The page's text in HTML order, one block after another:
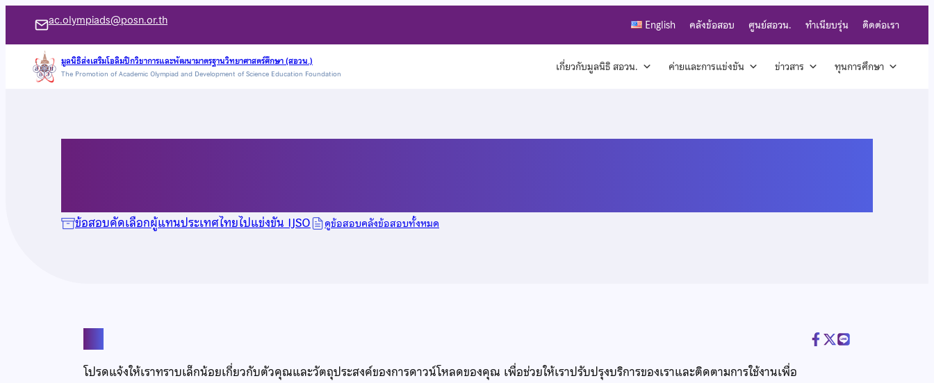
เนื้อหา
ac.olympiads@posn.or.th English คลังข้อสอบ ศูนย์สอวน. ทำเนียบรุ่น ติดต่อเรา
มูลนิธิส่งเสริมโอลิมปิกวิชาการและพัฒนามาตรฐานวิทยาศาสตร์ศึกษา (สอวน.)
The Promotion of Academic Olympiad and Development of Science Education Foundation เกี่ยวกับมูลนิธิ สอวน. ค่ายและการแข่งขัน ข่าวสาร ทุนการศึกษา
ข้อสอบคัดเลือกผู้แทนประเทศไทยไปแข่งขัน IJSO ดูข้อสอบคลังข้อสอบทั้งหมด
โปรดแจ้งให้เราทราบเล็กน้อยเกี่ยวกับตัวคุณและวัตถุประสงค์ของการดาวน์โหลดของคุณ เพื่อช่วยให้เราปรับปรุงบริการของเราและติดตามการใช้งานเพื่อ